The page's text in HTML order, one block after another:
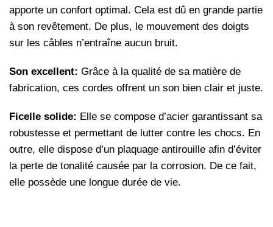
apporte un confort optimal. Cela est dû en grande partie
à son revêtement. De plus, le mouvement des doigts
sur les câbles n’entraîne aucun bruit.
Son excellent: Grâce à la qualité de sa matière de
fabrication, ces cordes offrent un son bien clair et juste.
Ficelle solide: Elle se compose d’acier garantissant sa
robustesse et permettant de lutter contre les chocs. En
outre, elle dispose d’un plaquage antirouille afin d’éviter
la perte de tonalité causée par la corrosion. De ce fait,
elle possède une longue durée de vie.